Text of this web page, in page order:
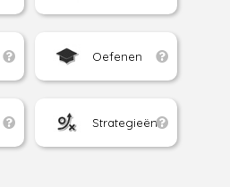
Oefenen
Strategieën